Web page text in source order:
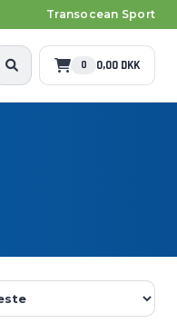
Transocean Sport
0 0,00 DKK